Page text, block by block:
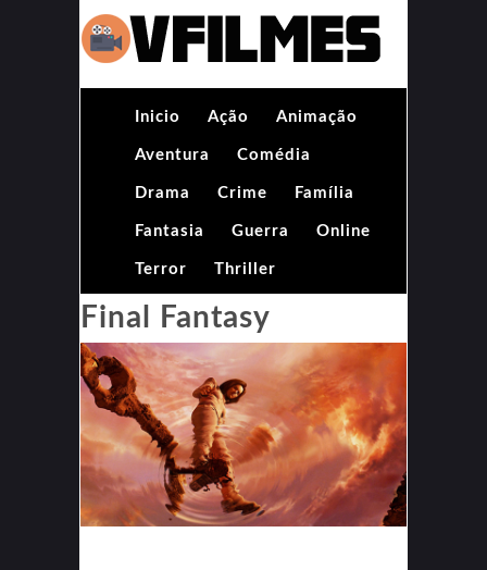
Inicio Ação Animação
Aventura Comédia
Drama Crime Família
Fantasia Guerra Online
Terror Thriller
Final Fantasy